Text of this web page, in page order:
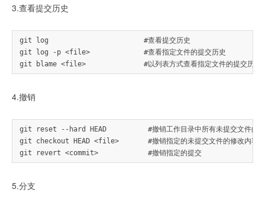
3.查看提交历史
git log                       #查看提交历史
git log -p <file>             #查看指定文件的提交历史
4.撤销
git reset --hard HEAD          #撤销工作目录中所有未提交文件的修
git checkout HEAD <file>       #撤销指定的未提交文件的修改内容
5.分支